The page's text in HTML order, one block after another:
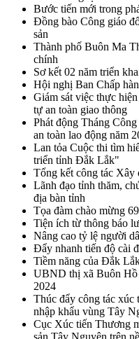
Bước tiến mới trong
Đồng bào Công giáo
sản
Thành phố Buôn Ma
chính
Sơ kết 02 năm triển
Hội nghị Ban Chấp
Giám sát việc thực
tự an toàn giao thông
Phát động Tháng
an toàn lao động năm
Lan tỏa Cuộc thi tìm
triển tỉnh Đắk Lắk"
Tổng kết công tác
Lãnh đạo tỉnh thăm,
địa bàn tỉnh
Tọa đàm chào mừng
Tiện ích từ thông báo
Nâng cao tỷ lệ người
Đẩy nhanh tiến độ cài
Tiềm năng của Đắk
UBND thị xã Buôn Hồ
2024
Thúc đẩy công tác xúc
nhập khẩu vùng Tây
Cục Xúc tiến Thương